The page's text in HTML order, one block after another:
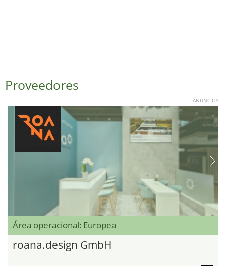
Proveedores
ANUNCIOS
Área operacional: Europea
roana.design GmbH